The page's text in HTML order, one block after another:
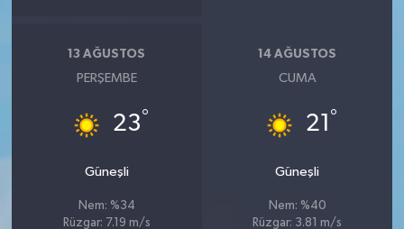
13 AĞUSTOS
PERŞEMBE
23°
Güneşli
Nem: %34
Rüzgar: 7.19 m/s
14 AĞUSTOS
CUMA
21 °
Güneşli
Nem: %40
Rüzgar: 3.81 m/s